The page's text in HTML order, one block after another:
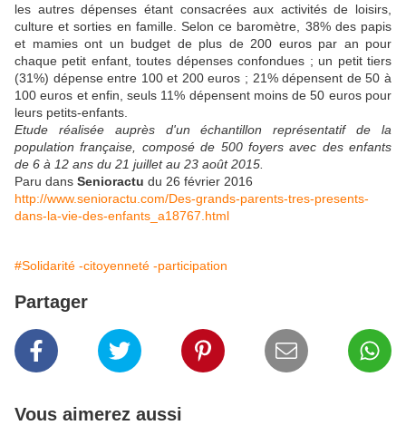
les autres dépenses étant consacrées aux activités de loisirs,
culture et sorties en famille. Selon ce baromètre, 38% des papis
et mamies ont un budget de plus de 200 euros par an pour
chaque petit enfant, toutes dépenses confondues ; un petit tiers
(31%) dépense entre 100 et 200 euros ; 21% dépensent de 50 à
100 euros et enfin, seuls 11% dépensent moins de 50 euros pour
leurs petits-enfants.
Etude réalisée auprès d'un échantillon représentatif de la
population française, composé de 500 foyers avec des enfants
de 6 à 12 ans du 21 juillet au 23 août 2015.
Paru dans Senioractu du 26 février 2016
http://www.senioractu.com/Des-grands-parents-tres-presents-
dans-la-vie-des-enfants_a18767.html
#Solidarité -citoyenneté -participation
Partager
Vous aimerez aussi